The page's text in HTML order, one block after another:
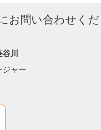
お問い合わせくだ
川
ャー